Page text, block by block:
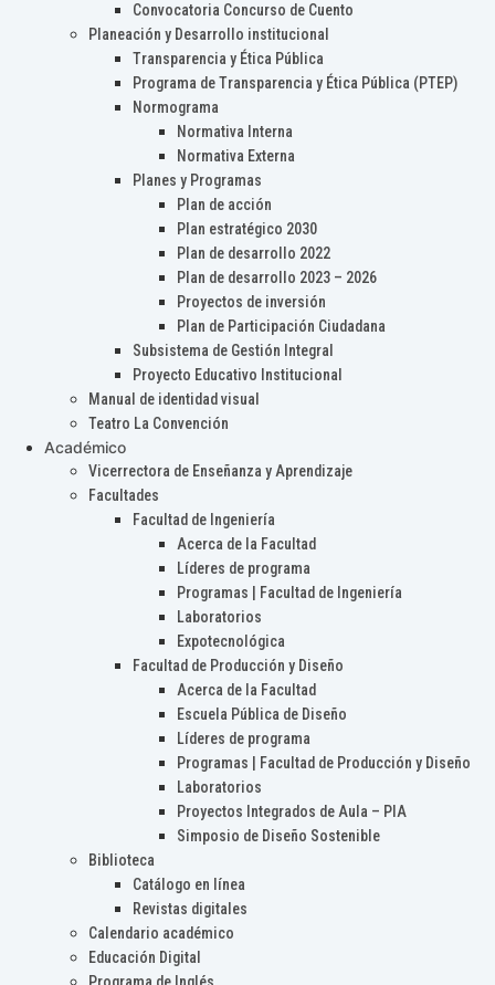
Convocatoria Concurso de Cuento
Planeación y Desarrollo institucional
Transparencia y Ética Pública
Programa de Transparencia y Ética Pública (PTEP)
Normograma
Normativa Interna
Normativa Externa
Planes y Programas
Plan de acción
Plan estratégico 2030
Plan de desarrollo 2022
Plan de desarrollo 2023 – 2026
Proyectos de inversión
Plan de Participación Ciudadana
Subsistema de Gestión Integral
Proyecto Educativo Institucional
Manual de identidad visual
Teatro La Convención
Académico
Vicerrectora de Enseñanza y Aprendizaje
Facultades
Facultad de Ingeniería
Acerca de la Facultad
Líderes de programa
Programas | Facultad de Ingeniería
Laboratorios
Expotecnológica
Facultad de Producción y Diseño
Acerca de la Facultad
Escuela Pública de Diseño
Líderes de programa
Programas | Facultad de Producción y Diseño
Laboratorios
Proyectos Integrados de Aula – PIA
Simposio de Diseño Sostenible
Biblioteca
Catálogo en línea
Revistas digitales
Calendario académico
Educación Digital